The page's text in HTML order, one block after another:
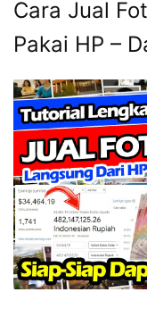
Cara Jual
Pakai HP –